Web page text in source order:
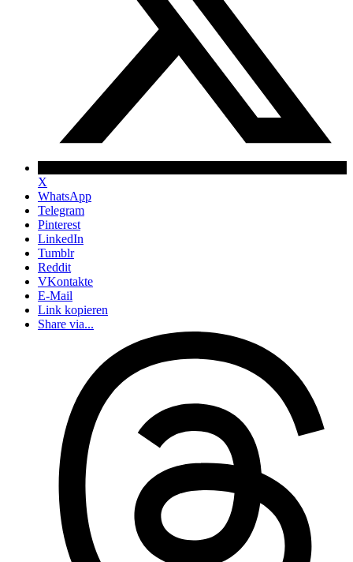
X
WhatsApp
Telegram
Pinterest
LinkedIn
Tumblr
Reddit
VKontakte
E-Mail
Link kopieren
Share via...